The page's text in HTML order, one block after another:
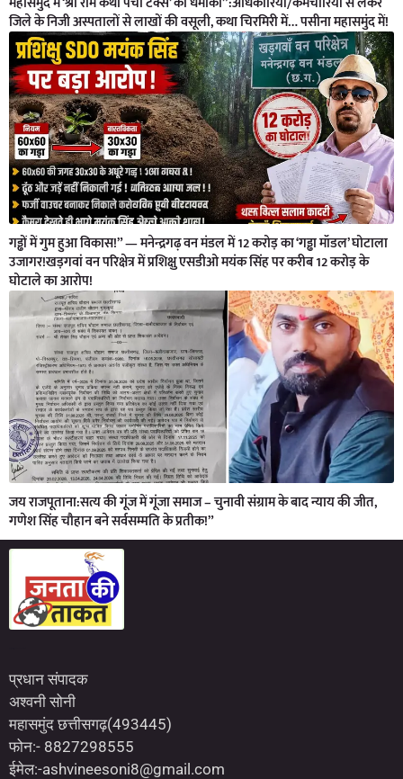
जिले के निजी अस्पतालों से लाखों की वसूली, कथा चिरमिरी में… पसीना महासमुंद में!
गड्ढों में गुम हुआ विकास!” — मनेन्द्रगढ़ वन मंडल में 12 करोड़ का ‘गड्ढा मॉडल’ घोटाला
उजागर!खड़गवां वन परिक्षेत्र में प्रशिक्षु एसडीओ मयंक सिंह पर करीब 12 करोड़ के
घोटाले का आरोप!
जय राजपूताना:सत्य की गूंज में गूंजा समाज – चुनावी संग्राम के बाद न्याय की जीत,
गणेश सिंह चौहान बने सर्वसम्मति के प्रतीक!”
प्रधान संपादक
अश्वनी सोनी
महासमुंद छत्तीसगढ़(493445)
फोन:- 8827298555
ईमेल:-ashvineesoni8@gmail.com